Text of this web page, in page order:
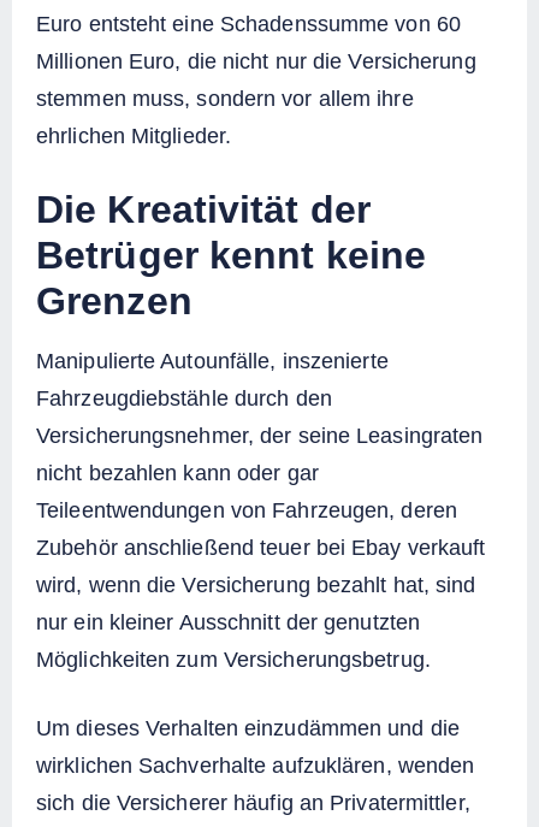
Euro entsteht eine Schadenssumme von 60
Millionen Euro, die nicht nur die Versicherung
stemmen muss, sondern vor allem ihre
ehrlichen Mitglieder.
Die Kreativität der
Betrüger kennt keine
Grenzen
Manipulierte Autounfälle, inszenierte
Fahrzeugdiebstähle durch den
Versicherungsnehmer, der seine Leasingraten
nicht bezahlen kann oder gar
Teileentwendungen von Fahrzeugen, deren
Zubehör anschließend teuer bei Ebay verkauft
wird, wenn die Versicherung bezahlt hat, sind
nur ein kleiner Ausschnitt der genutzten
Möglichkeiten zum Versicherungsbetrug.
Um dieses Verhalten einzudämmen und die
wirklichen Sachverhalte aufzuklären, wenden
sich die Versicherer häufig an Privatermittler,